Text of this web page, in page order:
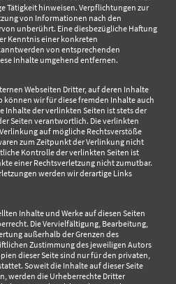
Tätigkeit hinweisen. Verpflichtungen zur
von Informationen nach den
unberührt. Eine diesbezügliche Haftung
Kenntnis einer konkreten
von entsprechenden
Inhalte umgehend entfernen.
Webseiten Dritter, auf deren Inhalte
können wir für diese fremden Inhalte auch
Inhalte der verlinkten Seiten ist stets der
Seiten verantwortlich. Die verlinkten
auf mögliche Rechtsverstöße
zum Zeitpunkt der Verlinkung nicht
Kontrolle der verlinkten Seiten ist
einer Rechtsverletzung nicht zumutbar.
werden wir derartige Links
Inhalte und Werke auf diesen Seiten
Die Vervielfältigung, Bearbeitung,
außerhalb der Grenzen des
Zustimmung des jeweiligen Autors
dieser Seite sind nur für den privaten,
Soweit die Inhalte auf dieser Seite
werden die Urheberrechte Dritter